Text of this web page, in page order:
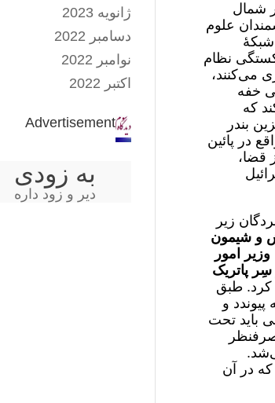
شمال
علوم
نظام
می‌کنند،
خفه
که
بندر
در پائین
قضا،
زیر
و شیمون
امور
سِر پاتریک
کرد. طبق
و
باید تحت
که در آن
ژانویه 2023
دسامبر 2022
نوامبر 2022
اکتبر 2022
Advertisement
به زودی
دیر و زود داره